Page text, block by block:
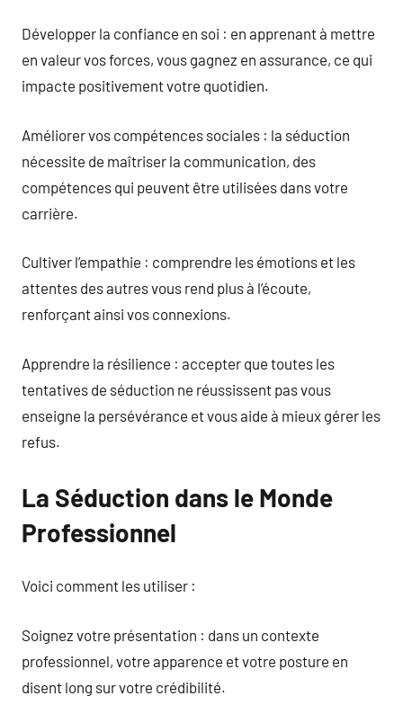
Développer la confiance en soi : en apprenant à mettre
en valeur vos forces, vous gagnez en assurance, ce qui
impacte positivement votre quotidien.
Améliorer vos compétences sociales : la séduction
nécessite de maîtriser la communication, des
compétences qui peuvent être utilisées dans votre
carrière.
Cultiver l’empathie : comprendre les émotions et les
attentes des autres vous rend plus à l’écoute,
renforçant ainsi vos connexions.
Apprendre la résilience : accepter que toutes les
tentatives de séduction ne réussissent pas vous
enseigne la persévérance et vous aide à mieux gérer les
refus.
La Séduction dans le Monde
Professionnel
Voici comment les utiliser :
Soignez votre présentation : dans un contexte
professionnel, votre apparence et votre posture en
disent long sur votre crédibilité.